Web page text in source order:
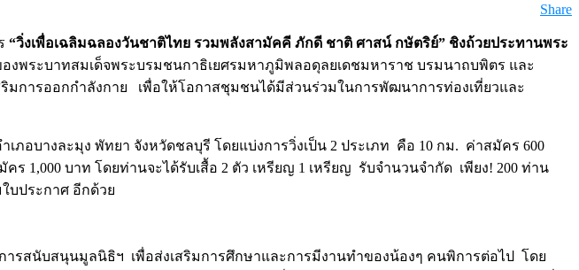
Share
“วิ่งเพื่อเฉลิมฉลองวันชาติไทย รวมพลังสามัคคี ภักดี ชาติ ศาสน์ กษัตริย์” ชิงถ้วยประทานพระ
พระบาทสมเด็จพระบรมชนกาธิเยศรมหาภูมิพลอดุลยเดชมหาราช บรมนาถบพิตร และ
ริมการออกกำลังกาย เพื่อให้โอกาสชุมชนได้มีส่วนร่วมในการพัฒนาการท่องเที่ยวและ
อบางละมุง พัทยา จังหวัดชลบุรี โดยแบ่งการวิ่งเป็น 2 ประเภท คือ 10 กม. ค่าสมัคร 600
1,000 บาท โดยท่านจะได้รับเสื้อ 2 ตัว เหรียญ 1 เหรียญ รับจำนวนจำกัด เพียง! 200 ท่าน
บประกาศ อีกด้วย
สนับสนุนมูลนิธิฯ เพื่อส่งเสริมการศึกษาและการมีงานทำของน้องๆ คนพิการต่อไป โดย